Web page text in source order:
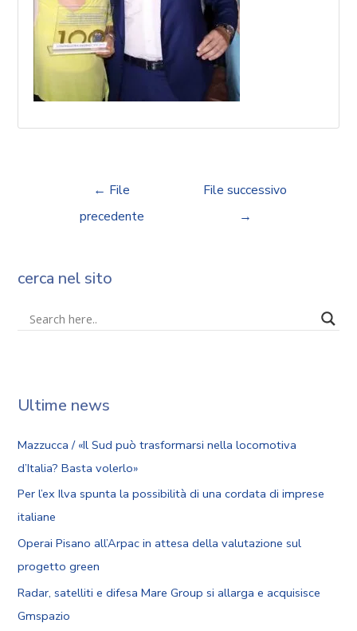
← File
precedente
File successivo
→
cerca nel sito
Ultime news
Mazzucca / «Il Sud può trasformarsi nella locomotiva
d’Italia? Basta volerlo»
Per l’ex Ilva spunta la possibilità di una cordata di imprese
italiane
Operai Pisano all’Arpac in attesa della valutazione sul
progetto green
Radar, satelliti e difesa Mare Group si allarga e acquisisce
Gmspazio